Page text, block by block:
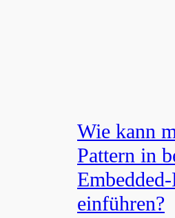
Wie kann
Pattern in
einführen?